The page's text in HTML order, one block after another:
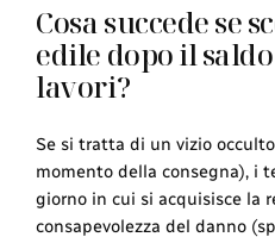
Cosa succede se
edile dopo il
lavori?
Se si tratta di un vizio
momento della consegna), i
giorno in cui si acquisisce la
consapevolezza del danno